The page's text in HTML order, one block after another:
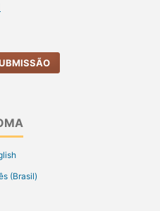
(Brasil)